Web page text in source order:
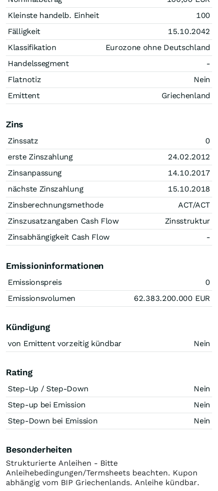
Kleinste handelb. Einheit
100
Fälligkeit
15.10.2042
Klassifikation
Eurozone ohne Deutschland
Handelssegment
-
Flatnotiz
Nein
Emittent
Griechenland
Zins
Zinssatz
0
erste Zinszahlung
24.02.2012
Zinsanpassung
14.10.2017
nächste Zinszahlung
15.10.2018
Zinsberechnungsmethode
ACT/ACT
Zinszusatzangaben Cash Flow
Zinsstruktur
Zinsabhängigkeit Cash Flow
-
Emissioninformationen
Emissionspreis
0
Emissionsvolumen
62.383.200.000 EUR
Kündigung
von Emittent vorzeitig kündbar Nein
Rating
Step-Up / Step-Down
Nein
Step-up bei Emission
Nein
Step-Down bei Emission
Nein
Besonderheiten
Strukturierte Anleihen - Bitte
Anleihebedingungen/Termsheets beachten. Kupon
abhängig vom BIP Griechenlands. Anleihe kündbar.